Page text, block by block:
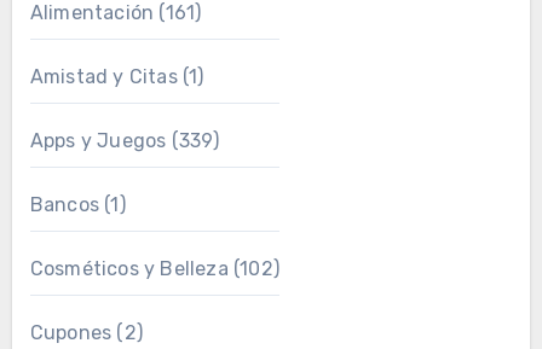
Alimentación (161)
Amistad y Citas(1)
Apps y Juegos (339)
Bancos(1)
Cosméticos y Belleza (102)
Cupones (2)